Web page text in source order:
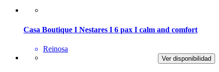
Casa Boutique I Nestares I 6 pax I calm and comfort
Reinosa
Ver disponibilidad